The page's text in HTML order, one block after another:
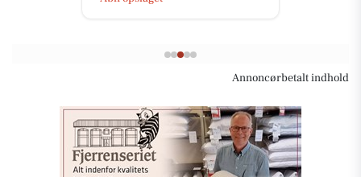
Annoncørbetalt indhold